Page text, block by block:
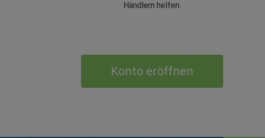
Händlern helfen.
Konto eröffnen